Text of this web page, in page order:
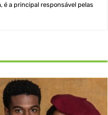
é a principal responsável pelas